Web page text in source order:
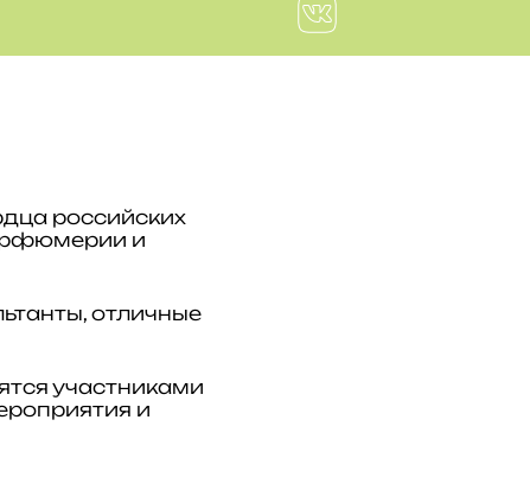
российских
и
отличные
участниками
и